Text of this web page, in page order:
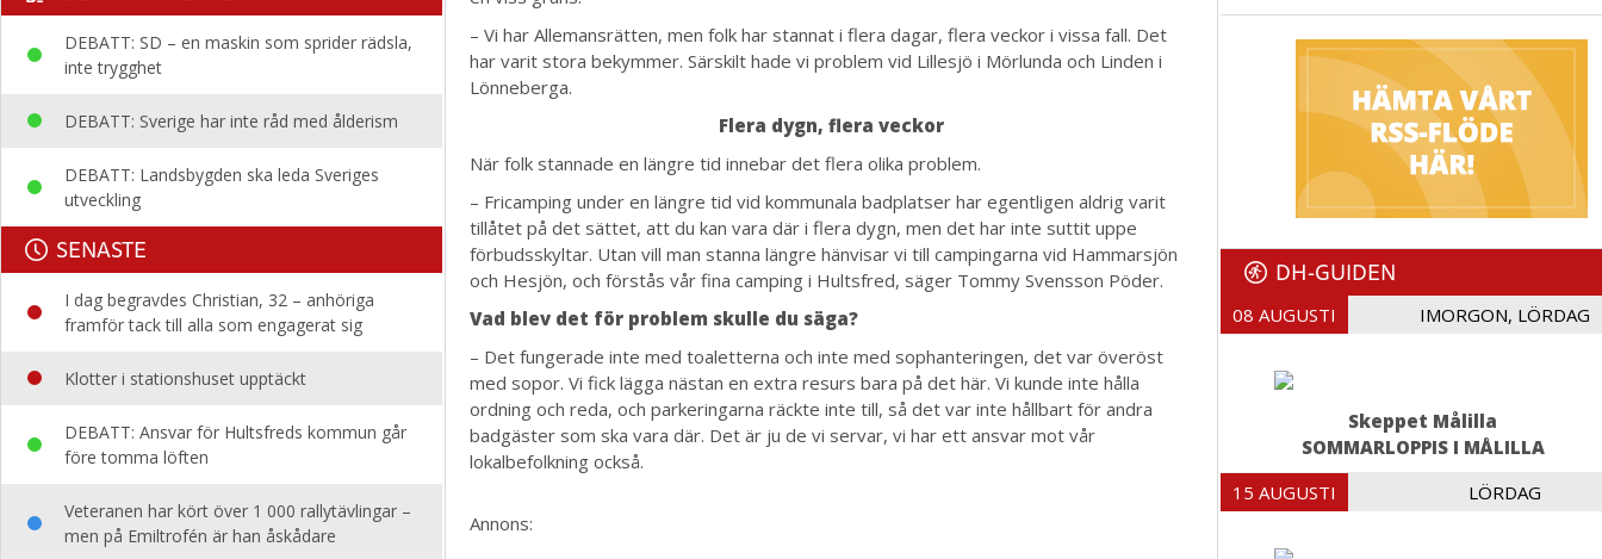
DEBATT: SD – en maskin som sprider rädsla,
inte trygghet
DEBATT: Sverige har inte råd med ålderism
DEBATT: Landsbygden ska leda Sveriges
utveckling
SENASTE
I dag begravdes Christian, 32 – anhöriga
framför tack till alla som engagerat sig
Klotter i stationshuset upptäckt
DEBATT: Ansvar för Hultsfreds kommun går
före tomma löften
Veteranen har kört över 1 000 rallytävlingar –
men på Emiltrofén är han åskådare
– Vi har Allemansrätten, men folk har stannat i flera dagar, flera veckor i vissa fall. Det
har varit stora bekymmer. Särskilt hade vi problem vid Lillesjö i Mörlunda och Linden i
Lönneberga.
Flera dygn, flera veckor
När folk stannade en längre tid innebar det flera olika problem.
– Fricamping under en längre tid vid kommunala badplatser har egentligen aldrig varit
tillåtet på det sättet, att du kan vara där i flera dygn, men det har inte suttit uppe
förbudsskyltar. Utan vill man stanna längre hänvisar vi till campingarna vid Hammarsjön
och Hesjön, och förstås vår fina camping i Hultsfred, säger Tommy Svensson Pöder.
Vad blev det för problem skulle du säga?
– Det fungerade inte med toaletterna och inte med sophanteringen, det var överöst
med sopor. Vi fick lägga nästan en extra resurs bara på det här. Vi kunde inte hålla
ordning och reda, och parkeringarna räckte inte till, så det var inte hållbart för andra
badgäster som ska vara där. Det är ju de vi servar, vi har ett ansvar mot vår
lokalbefolkning också.
Annons:
DH-GUIDEN
08 AUGUSTI IMORGON, LÖRDAG
Skeppet Målilla
SOMMARLOPPIS I MÅLILLA
15 AUGUSTI LÖRDAG